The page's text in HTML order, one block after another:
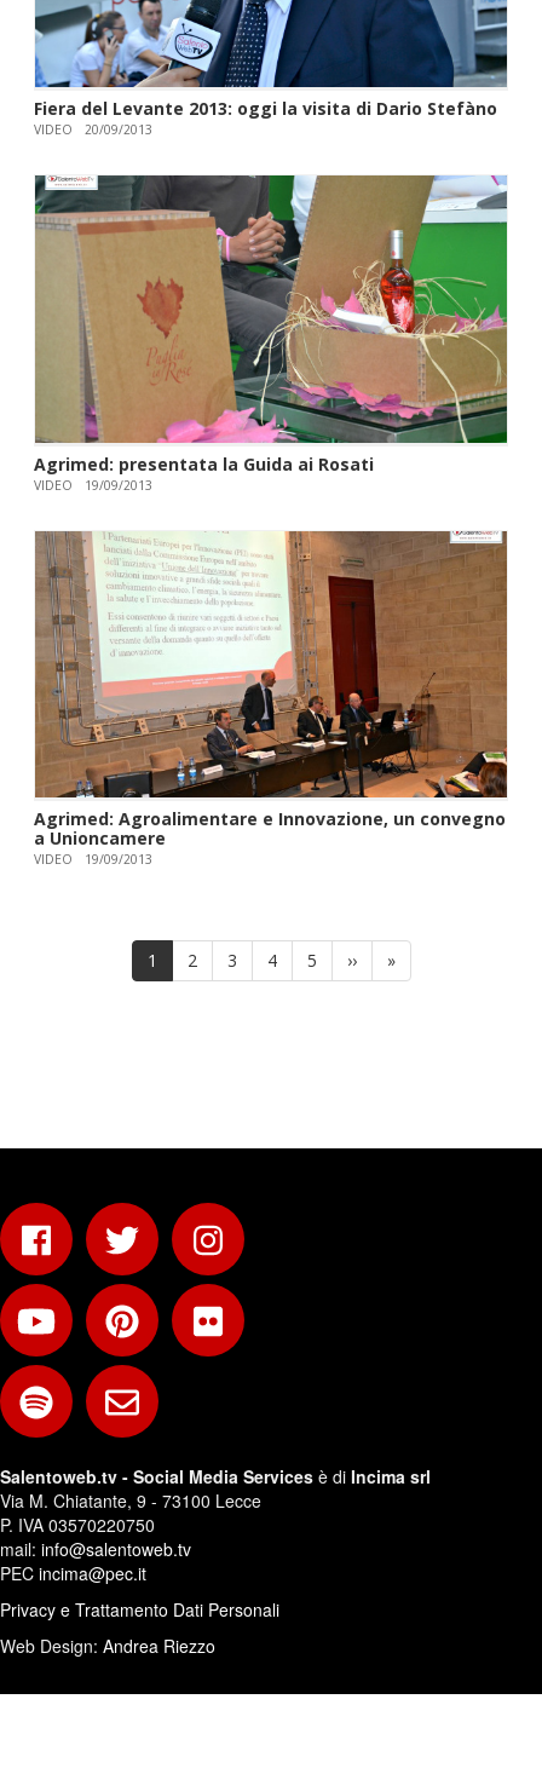
Fiera del Levante 2013: oggi la visita di Dario Stefàno
VIDEO 20/09/2013
Agrimed: presentata la Guida ai Rosati
VIDEO 19/09/2013
Agrimed: Agroalimentare e Innovazione, un convegno
a Unioncamere
VIDEO 19/09/2013
Pagina
attuale
1 Page
2 Page
3 Page
4 Page
5
Pagina
successiva
››
Ultima
pagina
»
Salentoweb.tv - Social Media Services è di Incima srl
Via M. Chiatante, 9 - 73100 Lecce
P. IVA 03570220750
mail: info@salentoweb.tv
PEC incima@pec.it
Privacy e Trattamento Dati Personali
Web Design: Andrea Riezzo